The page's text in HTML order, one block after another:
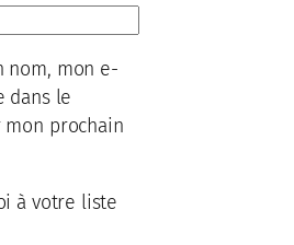
nom, mon e-
dans le
prochain
à votre liste